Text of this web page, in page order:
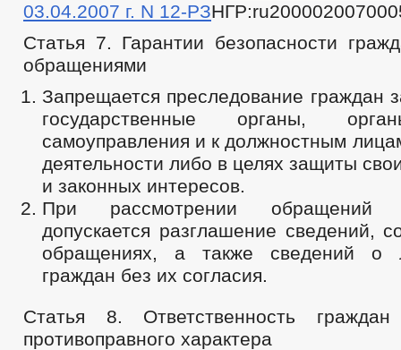
03.04.2007 г. N 12-РЗ
Статья 7. Гарантии безопасности
обращениями
Запрещается преследование граждан
государственные органы,
самоуправления и к должностным
деятельности либо в целях защиты
и законных интересов.
При рассмотрении обращений
допускается разглашение сведений,
обращениях, а также сведений о
граждан без их согласия.
Статья 8. Ответственность
противоправного характера